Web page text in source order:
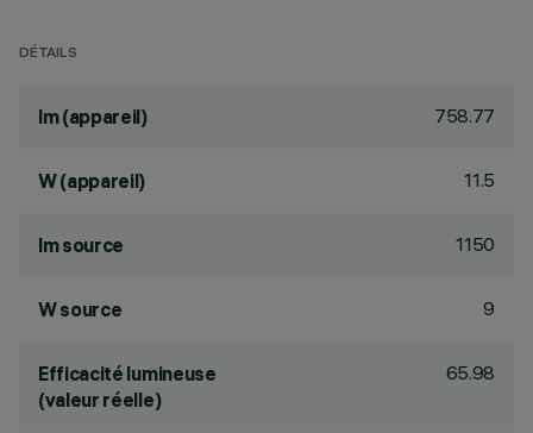
DÉTAILS
lm (appareil) 758.77
W (appareil) 11.5
lm source 1150
W source 9
Efficacité lumineuse
(valeur réelle)
65.98